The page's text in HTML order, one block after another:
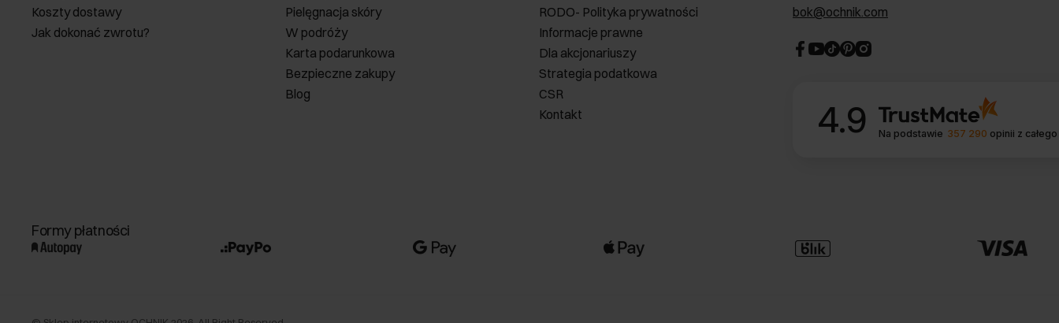
Koszty dostawy
Jak dokonać zwrotu?
Pielęgnacja skóry
W podróży
Karta podarunkowa
Bezpieczne zakupy
Blog
RODO- Polityka prywatności
Informacje prawne
Dla akcjonariuszy
Strategia podatkowa
CSR
Kontakt
bok@ochnik.com
4.9 Na podstawie 357 290 opinii z
Formy płatności